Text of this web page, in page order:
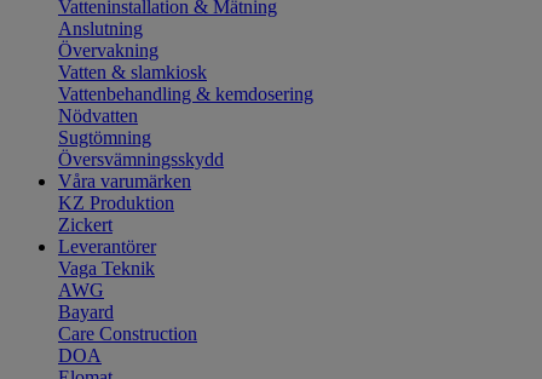
Vatteninstallation & Mätning
Anslutning
Övervakning
Vatten & slamkiosk
Vattenbehandling & kemdosering
Nödvatten
Sugtömning
Översvämningsskydd
Våra varumärken
KZ Produktion
Zickert
Leverantörer
Vaga Teknik
AWG
Bayard
Care Construction
DOA